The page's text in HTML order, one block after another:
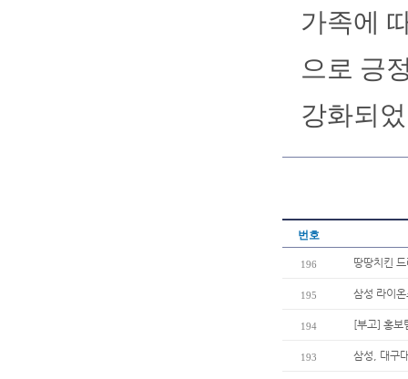
가족에
으로 긍
강화되
번호
196 땅땅치킨
195 삼성 라이
194 [부고] 홍보
193 삼성, 대구